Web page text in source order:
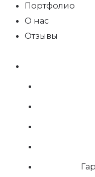
Портфолио
О нас
Отзывы